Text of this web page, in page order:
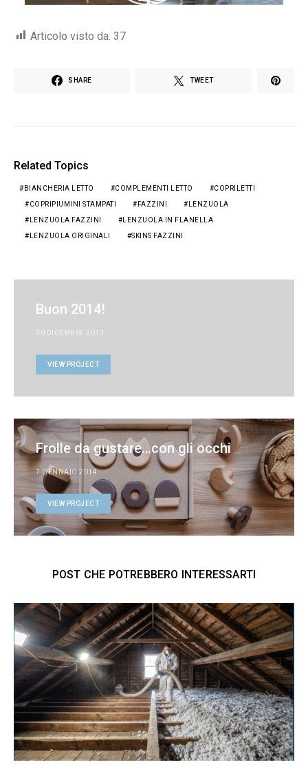
Articolo visto da: 37
SHARE TWEET
Related Topics
BIANCHERIA LETTO COMPLEMENTI LETTO COPRILETTI
COPRIPIUMINI STAMPATI FAZZINI LENZUOLA
LENZUOLA FAZZINI LENZUOLA IN FLANELLA
LENZUOLA ORIGINALI SKINS FAZZINI
Buon 2014!
30 DICEMBRE 2013
VIEW PROJECT
Frolle da gustare…con gli occhi
7 GENNAIO 2014
VIEW PROJECT
POST CHE POTREBBERO INTERESSARTI